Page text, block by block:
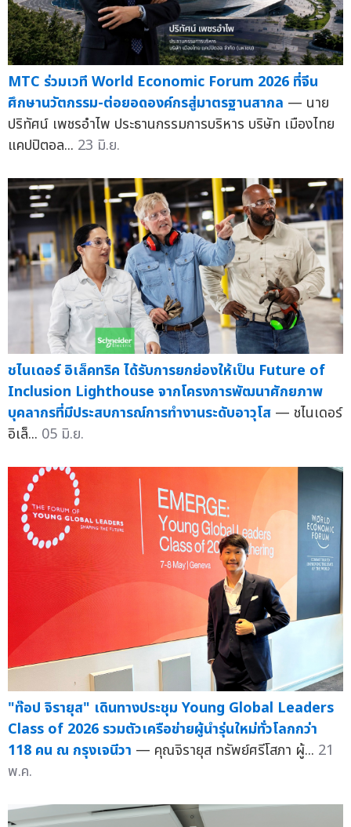
MTC ร่วมเวที World Economic Forum 2026 ที่จีน
ศึกษานวัตกรรม-ต่อยอดองค์กรสู่มาตรฐานสากล — นาย
ปริทัศน์ เพชรอำไพ ประธานกรรมการบริหาร บริษัท เมืองไทย
แคปปิตอล... 23 มิ.ย.
ชไนเดอร์ อิเล็คทริค ได้รับการยกย่องให้เป็น Future of
Inclusion Lighthouse จากโครงการพัฒนาศักยภาพ
บุคลากรที่มีประสบการณ์การทำงานระดับอาวุโส — ชไนเดอร์
อิเล็... 05 มิ.ย.
"ท๊อป จิรายุส" เดินทางประชุม Young Global Leaders
Class of 2026 รวมตัวเครือข่ายผู้นำรุ่นใหม่ทั่วโลกกว่า
118 คน ณ กรุงเจนีวา — คุณจิรายุส ทรัพย์ศรีโสภา ผู้... 21
พ.ค.